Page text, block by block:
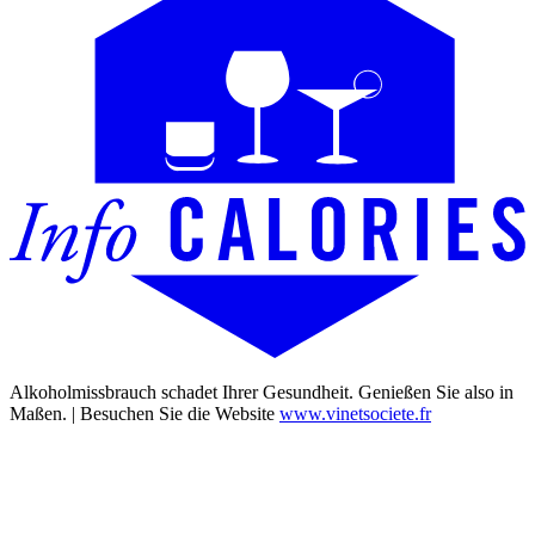
Alkoholmissbrauch schadet Ihrer Gesundheit. Genießen Sie also in
Maßen. | Besuchen Sie die Website www.vinetsociete.fr